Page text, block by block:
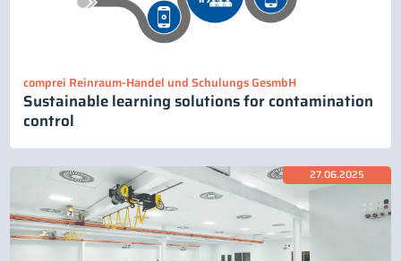
comprei Reinraum-Handel und Schulungs GesmbH
Sustainable learning solutions for contamination
control
27.06.2025